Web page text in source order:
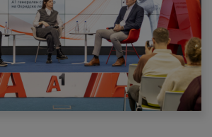
Деловни